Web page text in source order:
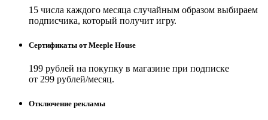
15 числа каждого месяца случайным образом выбираем
подписчика, который получит игру.
Сертификаты от Meeple House
199 рублей на покупку в магазине при подписке
от 299 рублей/месяц.
Отключение рекламы